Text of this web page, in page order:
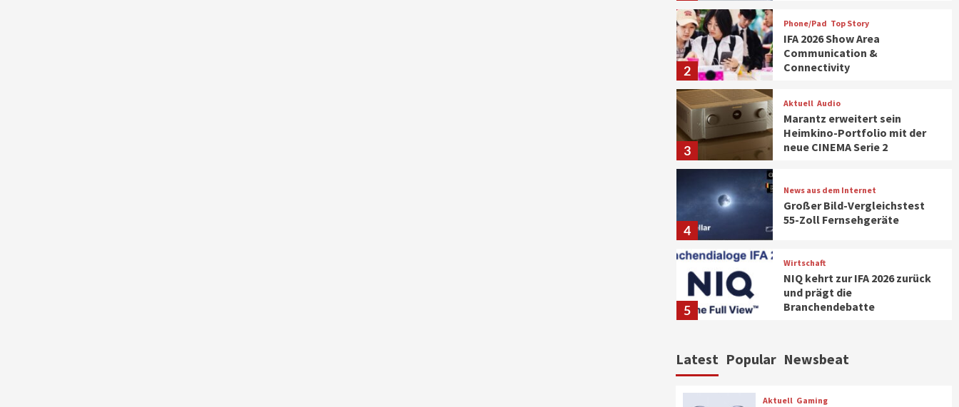
2
Phone/Pad Top Story
IFA 2026 Show Area
Communication &
Connectivity
3
Aktuell Audio
Marantz erweitert sein
Heimkino-Portfolio mit der
neue CINEMA Serie 2
4
News aus dem Internet
Großer Bild-Vergleichstest
55-Zoll Fernsehgeräte
5
Wirtschaft
NIQ kehrt zur IFA 2026 zurück
und prägt die
Branchendebatte
6
CHERRY baut Vertriebsteam
Latest Popular Newsbeat
Aktuell Gaming